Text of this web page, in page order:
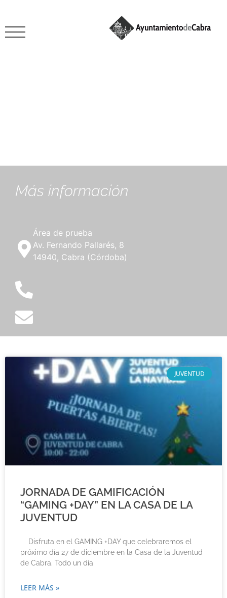
Más información
Área de prueba
Av. Fernando Pallarés, 8
14940, Cabra (Córdoba)
JUVENTUD
JORNADA DE GAMIFICACIÓN
“GAMING +DAY” EN LA CASA DE LA
JUVENTUD
Disfruta en el GAMING +DAY que celebraremos el
próximo día 27 de diciembre en la Casa de la Juventud
de Cabra. Todo un día
LEER MÁS »